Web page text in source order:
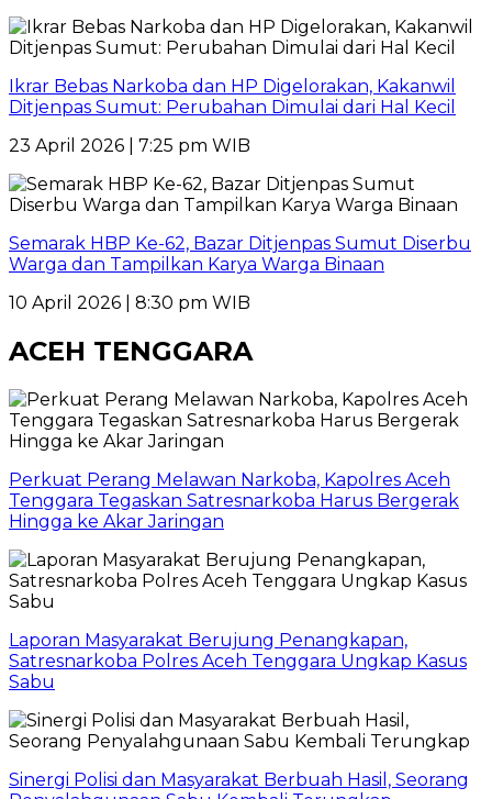
Ikrar Bebas Narkoba dan HP Digelorakan, Kakanwil
Ditjenpas Sumut: Perubahan Dimulai dari Hal Kecil
23 April 2026 | 7:25 pm WIB
Semarak HBP Ke-62, Bazar Ditjenpas Sumut Diserbu
Warga dan Tampilkan Karya Warga Binaan
10 April 2026 | 8:30 pm WIB
ACEH TENGGARA
Perkuat Perang Melawan Narkoba, Kapolres Aceh
Tenggara Tegaskan Satresnarkoba Harus Bergerak
Hingga ke Akar Jaringan
Laporan Masyarakat Berujung Penangkapan,
Satresnarkoba Polres Aceh Tenggara Ungkap Kasus
Sabu
Sinergi Polisi dan Masyarakat Berbuah Hasil, Seorang